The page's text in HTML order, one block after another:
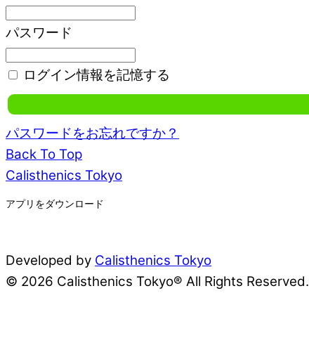
パスワード
ログイン情報を記憶する
パスワードをお忘れですか？
Back To Top
Calisthenics Tokyo
アプリをダウンロード
Developed by Calisthenics Tokyo
© 2026 Calisthenics Tokyo® All Rights Reserved.